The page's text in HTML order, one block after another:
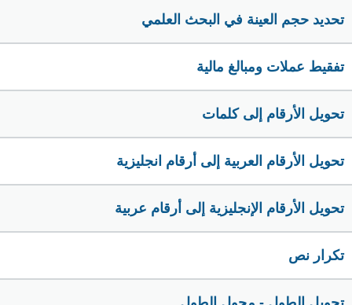
تحديد حجم العينة في البحث العلمي
تفقيط عملات ومبالغ مالية
تحويل الأرقام إلى كلمات
تحويل الأرقام العربية إلى أرقام انجليزية
تحويل الأرقام الإنجليزية إلى أرقام عربية
تكرار نص